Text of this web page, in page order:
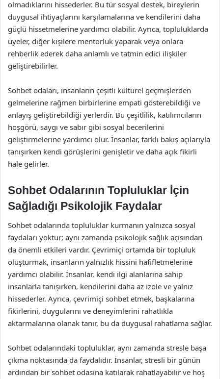
olmadıklarını hissederler. Bu tür sosyal destek, bireylerin
duygusal ihtiyaçlarını karşılamalarına ve kendilerini daha
güçlü hissetmelerine yardımcı olabilir. Ayrıca, topluluklarda
üyeler, diğer kişilere mentorluk yaparak veya onlara
rehberlik ederek daha anlamlı ve tatmin edici ilişkiler
geliştirebilirler.
Sohbet odaları, insanların çeşitli kültürel geçmişlerden
gelmelerine rağmen birbirlerine empati gösterebildiği ve
anlayış geliştirebildiği yerlerdir. Bu çeşitlilik, katılımcıların
hoşgörü, saygı ve sabır gibi sosyal becerilerini
geliştirmelerine yardımcı olur. İnsanlar, farklı bakış açılarıyla
tanışırken kendi görüşlerini genişletir ve daha açık fikirli
hale gelirler.
Sohbet Odalarının Topluluklar İçin
Sağladığı Psikolojik Faydalar
Sohbet odalarında topluluklar kurmanın yalnızca sosyal
faydaları yoktur; aynı zamanda psikolojik sağlık açısından
da önemli etkileri vardır. Çevrimiçi ortamda bir topluluk
oluşturmak, insanların yalnızlık hissini hafifletmelerine
yardımcı olabilir. İnsanlar, kendi ilgi alanlarına sahip
insanlarla tanışırken, kendilerini daha az izole ve yalnız
hissederler. Ayrıca, çevrimiçi sohbet etmek, başkalarına
fikirlerini, duygularını ve deneyimlerini rahatlıkla
aktarmalarına olanak tanır, bu da duygusal rahatlama sağlar.
Sohbet odalarındaki topluluklar, aynı zamanda stresle başa
çıkma noktasında da faydalıdır. İnsanlar, stresli bir günün
ardından bir sohbet odasına katılarak rahatlayabilir ve hoş